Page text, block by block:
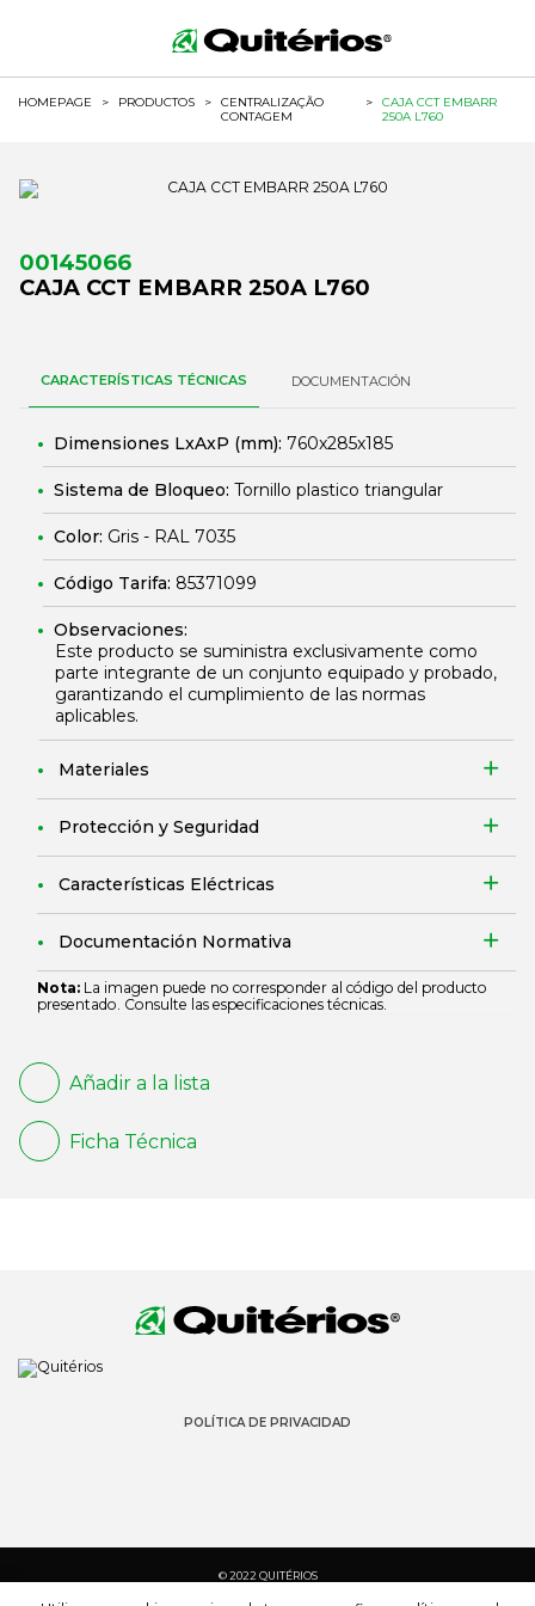
HOMEPAGE > PRODUCTOS >
CENTRALIZAÇÃO
CONTAGEM
>
CAJA CCT EMBARR
250A L760
00145066
CAJA CCT EMBARR 250A L760
CARACTERÍSTICAS TÉCNICAS DOCUMENTACIÓN
Dimensiones LxAxP (mm): 760x285x185
Sistema de Bloqueo: Tornillo plastico triangular
Color: Gris - RAL 7035
Código Tarifa: 85371099
Observaciones:
Este producto se suministra exclusivamente como
parte integrante de un conjunto equipado y probado,
garantizando el cumplimiento de las normas
aplicables.
Materiales
Protección y Seguridad
Características Eléctricas
Documentación Normativa
Nota: La imagen puede no corresponder al código del producto
presentado. Consulte las especificaciones técnicas.
Añadir a la lista
Ficha Técnica
POLÍTICA DE PRIVACIDAD
© 2022 QUITÉRIOS